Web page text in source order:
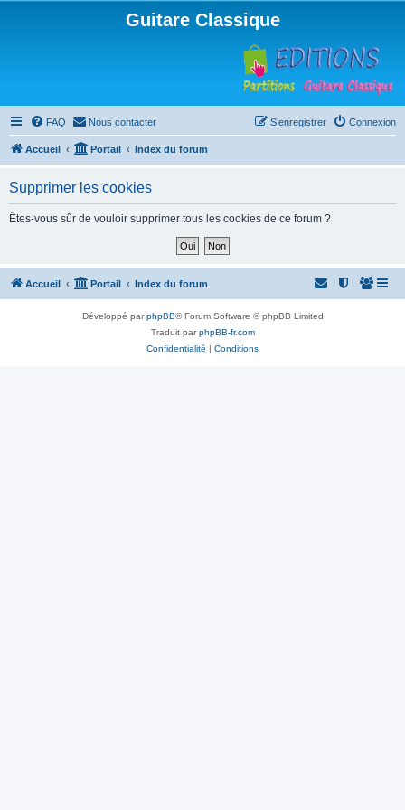
Guitare Classique
FAQ Nous contacter Connexion
S’enregistrer
Accueil Portail Index du forum
Supprimer les cookies
Êtes-vous sûr de vouloir supprimer tous les cookies de ce forum ?
Accueil Portail Index du forum
Développé parphpBB® Forum Software © phpBB Limited
Traduit parphpBB-fr.com
Confidentialité | Conditions